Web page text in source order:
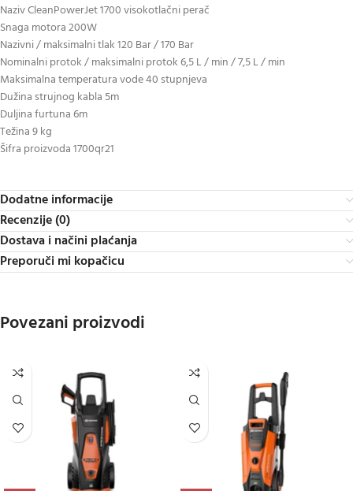
Naziv CleanPowerJet 1700 visokotlačni perač
Snaga motora 200W
Nazivni / maksimalni tlak 120 Bar / 170 Bar
Nominalni protok / maksimalni protok 6,5 L / min / 7,5 L / min
Maksimalna temperatura vode 40 stupnjeva
Dužina strujnog kabla 5m
Duljina furtuna 6m
Težina 9 kg
Šifra proizvoda 1700qr21
Dodatne informacije
Recenzije (0)
Dostava i načini plaćanja
Preporuči mi kopačicu
Povezani proizvodi